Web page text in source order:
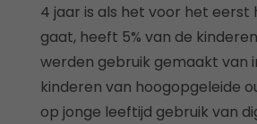
4 jaar is als het voor het
gaat, heeft 5% van de
werden gebruik gemaakt van
kinderen van hoogopgeleide
op jonge leeftijd gebruik van